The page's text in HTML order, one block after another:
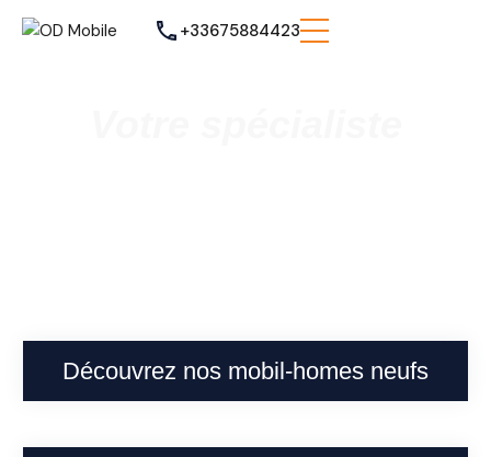
+33675884423
Découvrez nos mobil-homes neufs